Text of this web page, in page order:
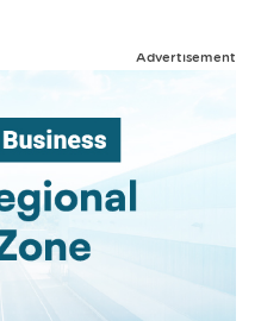
Advertisement